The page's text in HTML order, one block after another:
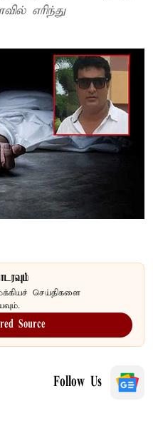
எரிந்து
செய்திகளை
Source
Follow Us